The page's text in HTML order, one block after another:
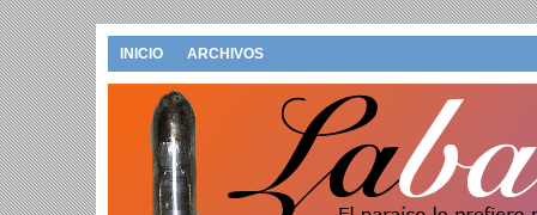
INICIO ARCHIVOS